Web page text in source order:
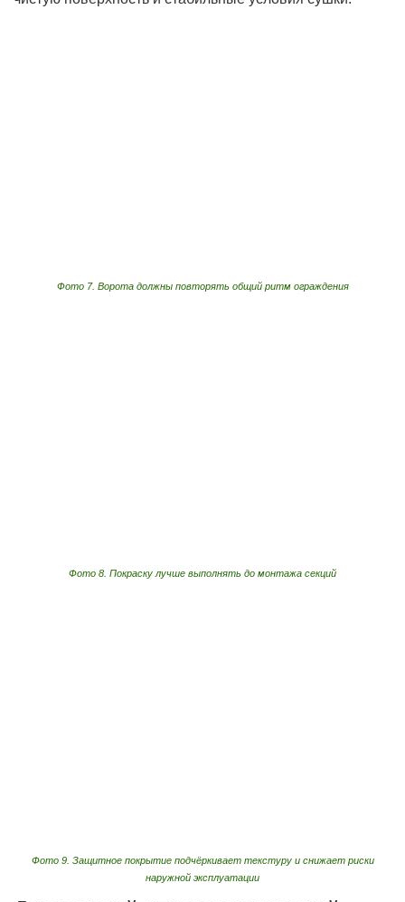
Фото 7. Ворота должны повторять общий ритм ограждения
Фото 8. Покраску лучше выполнять до монтажа секций
Фото 9. Защитное покрытие подчёркивает текстуру и снижает риски
наружной эксплуатации